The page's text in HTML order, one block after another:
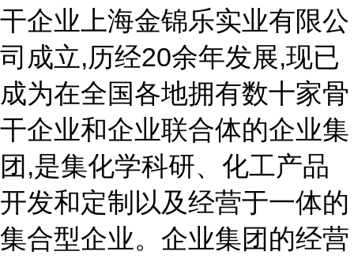
干企业上海金锦乐实业有限公
司成立,历经20余年发展,现已
成为在全国各地拥有数十家骨
干企业和企业联合体的企业集
团,是集化学科研、化工产品
开发和定制以及经营于一体的
集合型企业。企业集团的经营